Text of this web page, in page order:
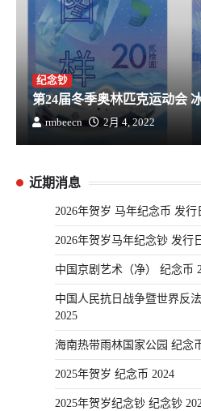
纪念钞
第24届冬季奥林匹克运动会
rmbeecn 2月 4, 2022
近期消息
2026年贺岁 马年纪念币 发行
2026年贺岁马年纪念钞 发行
中国京剧艺术（净） 纪念币
中国人民抗日战争暨世界反
2025
海南热带雨林国家公园 纪念
2025年贺岁 纪念币 2024
2025年贺岁纪念钞 纪念钞